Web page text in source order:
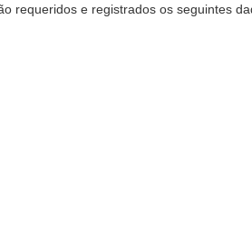
requeridos e registrados os seguintes